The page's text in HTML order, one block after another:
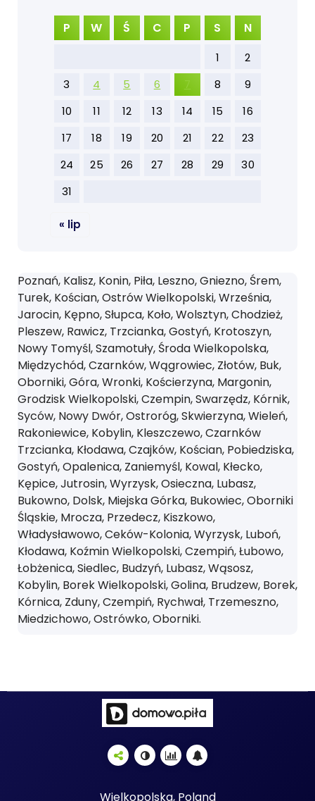
P W Ś C P S N
1
2
3
4 5 6 7 8
9
10
11 12 13 14 15
16
17
18 19 20 21 22
23
24
25 26 27 28 29
30
31
« lip
Poznań, Kalisz, Konin, Piła, Leszno, Gniezno, Śrem,
Turek, Kościan, Ostrów Wielkopolski, Września,
Jarocin, Kępno, Słupca, Koło, Wolsztyn, Chodzież,
Pleszew, Rawicz, Trzcianka, Gostyń, Krotoszyn,
Nowy Tomyśl, Szamotuły, Środa Wielkopolska,
Międzychód, Czarnków, Wągrowiec, Złotów, Buk,
Oborniki, Góra, Wronki, Kościerzyna, Margonin,
Grodzisk Wielkopolski, Czempin, Swarzędz, Kórnik,
Syców, Nowy Dwór, Ostroróg, Skwierzyna, Wieleń,
Rakoniewice, Kobylin, Kleszczewo, Czarnków
Trzcianka, Kłodawa, Czajków, Kościan, Pobiedziska,
Gostyń, Opalenica, Zaniemyśl, Kowal, Kłecko,
Kępice, Jutrosin, Wyrzysk, Osieczna, Lubasz,
Bukowno, Dolsk, Miejska Górka, Bukowiec, Oborniki
Śląskie, Mrocza, Przedecz, Kiszkowo,
Władysławowo, Ceków-Kolonia, Wyrzysk, Luboń,
Kłodawa, Koźmin Wielkopolski, Czempiń, Łubowo,
Łobżenica, Siedlec, Budzyń, Lubasz, Wąsosz,
Kobylin, Borek Wielkopolski, Golina, Brudzew, Borek,
Kórnica, Zduny, Czempiń, Rychwał, Trzemeszno,
Miedzichowo, Ostrówko, Oborniki.
Wielkopolska, Poland